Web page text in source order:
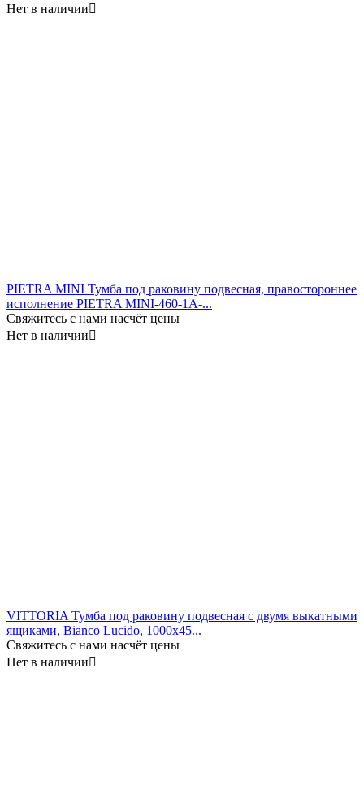
Нет в наличии
PIETRA MINI Тумба под раковину подвесная, правостороннее
исполнение PIETRA MINI-460-1A-...
Свяжитесь с нами насчёт цены
Нет в наличии
VITTORIA Тумба под раковину подвесная с двумя выкатными
ящиками, Bianco Lucido, 1000x45...
Свяжитесь с нами насчёт цены
Нет в наличии